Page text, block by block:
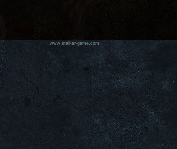
www.stalker-game.com